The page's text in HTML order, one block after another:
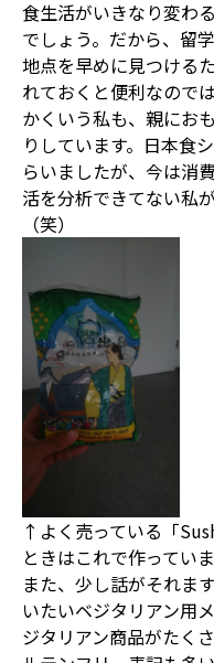
食生活がいきなり変わ
でしょう。だから、留
地点を早めに見つける
れておくと便利なので
かくいう私も、親にお
りしています。日本食
らいましたが、今は消
活を分析できてない私
（笑）
↑よく売っている「
ときはこれで作ってい
また、少し話がそれま
いたいベジタリアン用
ジタリアン商品がたく